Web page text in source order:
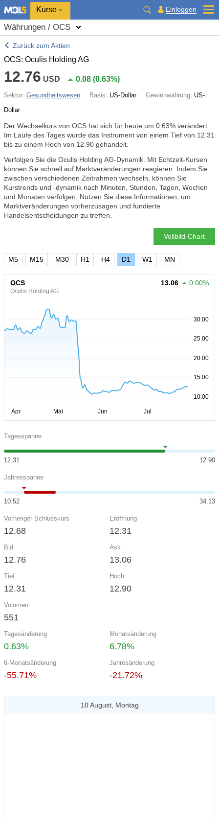
Kurse Einloggen
Währungen / OCS
Zurück zum Aktien
OCS: Oculis Holding AG
12.76 USD 0.08 (0.63%)
Sektor: Gesundheitswesen Basis: US-Dollar Gewinnwährung: US-
Dollar
Der Wechselkurs von OCS hat sich für heute um 0.63% verändert.
Im Laufe des Tages wurde das Instrument von einem Tief von 12.31
bis zu einem Hoch von 12.90 gehandelt.
Verfolgen Sie die Oculis Holding AG-Dynamik. Mit Echtzeit-Kursen
können Sie schnell auf Marktveränderungen reagieren. Indem Sie
zwischen verschiedenen Zeitrahmen wechseln, können Sie
Kurstrends und -dynamik nach Minuten, Stunden, Tagen, Wochen
und Monaten verfolgen. Nutzen Sie diese Informationen, um
Marktveränderungen vorherzusagen und fundierte
Handelsentscheidungen zu treffen.
Vollbild-Chart
M5 M15 M30 H1 H4 D1 W1 MN
OCS
Oculis Holding AG
13.06 0.00%
Tagesspanne
12.31 12.90
Jahresspanne
10.52 34.13
Vorheriger Schlusskurs
12.68
Eröffnung
12.31
Bid
12.76
Ask
13.06
Tief
12.31
Hoch
12.90
Volumen
551
Tagesänderung
0.63%
Monatsänderung
6.78%
6-Monatsänderung
-55.71%
Jahresänderung
-21.72%
10 August, Montag